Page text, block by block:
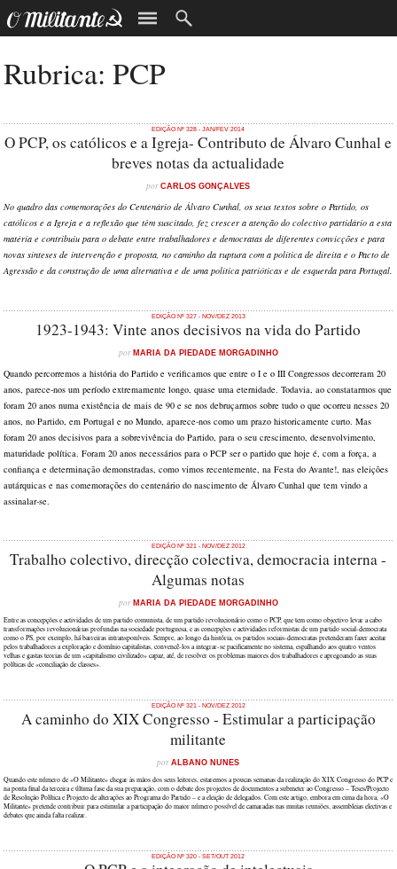
Rubrica: PCP
EDIÇÃO Nº 328 - JAN/FEV 2014
O PCP, os católicos e a Igreja- Contributo de Álvaro Cunhal e
breves notas da actualidade
porCARLOS GONÇALVES
No quadro das comemorações do Centenário de Álvaro Cunhal, os seus textos sobre o Partido, os
católicos e a Igreja e a reflexão que têm suscitado, fez crescer a atenção do colectivo partidário a esta
matéria e contribuiu para o debate entre trabalhadores e democratas de diferentes convicções e para
novas sínteses de intervenção e proposta, no caminho da ruptura com a política de direita e o Pacto de
Agressão e da construção de uma alternativa e de uma política patrióticas e de esquerda para Portugal.
EDIÇÃO Nº 327 - NOV/DEZ 2013
1923-1943: Vinte anos decisivos na vida do Partido
porMARIA DA PIEDADE MORGADINHO
Quando percorremos a história do Partido e verificamos que entre o I e o III Congressos decorreram 20
anos, parece-nos um período extremamente longo, quase uma eternidade. Todavia, ao constatarmos que
foram 20 anos numa existência de mais de 90 e se nos debruçarmos sobre tudo o que ocorreu nesses 20
anos, no Partido, em Portugal e no Mundo, aparece-nos como um prazo historicamente curto. Mas
foram 20 anos decisivos para a sobrevivência do Partido, para o seu crescimento, desenvolvimento,
maturidade política. Foram 20 anos necessários para o PCP ser o partido que hoje é, com a força, a
confiança e determinação demonstradas, como vimos recentemente, na Festa do Avante!, nas eleições
autárquicas e nas comemorações do centenário do nascimento de Álvaro Cunhal que tem vindo a
assinalar-se.
EDIÇÃO Nº 321 - NOV/DEZ 2012
Trabalho colectivo, direcção colectiva, democracia interna -
Algumas notas
porMARIA DA PIEDADE MORGADINHO
Entre as concepções e actividades de um partido comunista, de um partido revolucionário como o PCP, que tem como objectivo levar a cabo
transformações revolucionárias profundas na sociedade portuguesa, e as concepções e actividades reformistas de um partido social-democrata
como o PS, por exemplo, há barreiras intransponíveis. Sempre, ao longo da história, os partidos sociais-democratas pretenderam fazer aceitar
pelos trabalhadores a exploração e domínio capitalistas, convencê-los a integrar-se pacificamente no sistema, espalhando aos quatro ventos
velhas e gastas teorias de um «capitalismo civilizado» capaz, até, de resolver os problemas maiores dos trabalhadores e apregoando as suas
políticas de «conciliação de classes».
EDIÇÃO Nº 321 - NOV/DEZ 2012
A caminho do XIX Congresso - Estimular a participação
militante
porALBANO NUNES
Quando este número de «O Militante» chegar às mãos dos seus leitores, estaremos a poucas semanas da realização do XIX Congresso do PCP e
na ponta final da terceira e última fase da sua preparação, com o debate dos projectos de documentos a submeter ao Congresso – Teses/Projecto
de Resolução Política e Projecto de alterações ao Programa do Partido – e a eleição de delegados. Com este artigo, embora em cima da hora, «O
Militante» pretende contribuir para estimular a participação do maior número possível de camaradas nas muitas reuniões, assembleias electivas e
debates que ainda falta realizar.
EDIÇÃO Nº 320 - SET/OUT 2012